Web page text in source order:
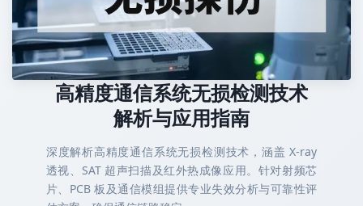
高精度通信系统无损检测技术
解析与应用指南
深度解析高精度通信系统无损检测技术，涵盖 X-ray
透视、SAT 超声扫描及红外热成像应用。针对射频芯
片、PCB 板及通信模组提供专业失效分析与可靠性评